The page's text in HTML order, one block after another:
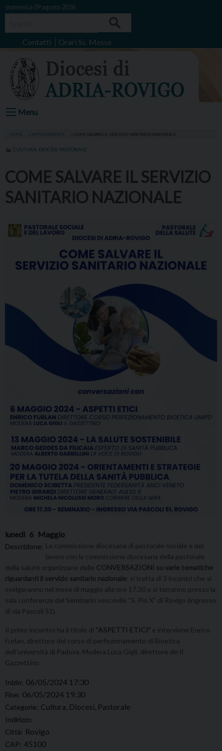
Skip
domenica 09 agosto 2026
Contatti Orari Ss. Messe
Menu
HOME APPUNTAMENTI COME SALVARE IL SERVIZIO SANITARIO NAZIONALE
CULTURA DIOCESI PASTORALE
COME SALVARE IL SERVIZIO
SANITARIO NAZIONALE
lunedì 6 Maggio
Descrizione: La commissione diocesana di pastorale sociale e del
lavoro con la commissione diocesana della pastorale
della salute organizzano delle CONVERSAZIONI su varie tematiche
riguardanti il servizio sanitario nazionale: si tratta di 3 incontri che si
svolgeranno nel mese di maggio alle ore 17.30 e si terranno presso la
sala conferenze del Seminario vescovile “S. Pio X” di Rovigo (ingresso
di via Pascoli 51).
Il primo incontro ha il titolo di “ASPETTI ETICI” e interviene Enrico
Furlan, direttore del corso di perfezionamento di Bioetica
dell’università di Padova. Modera Luca Gigli, direttore de Il
Gazzettino.
Inizio: 06/05/2024 17:30
Fine: 06/05/2024 19:30
Categorie: Cultura, Diocesi, Pastorale
Indirizzo:
Città: Rovigo
CAP: 45100